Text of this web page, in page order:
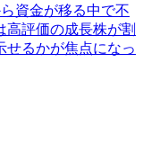
資金が移る中で不
高評価の成長株が割
せるかが焦点になっ